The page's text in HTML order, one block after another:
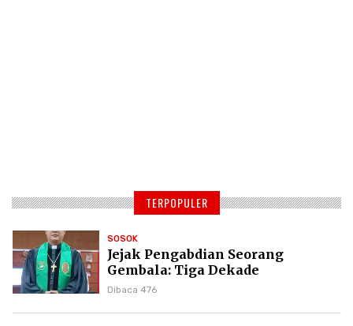
TERPOPULER
SOSOK
Jejak Pengabdian Seorang
Gembala: Tiga Dekade
Kepemimpinan Pdt. Dr. Yulius
Dibaca 476